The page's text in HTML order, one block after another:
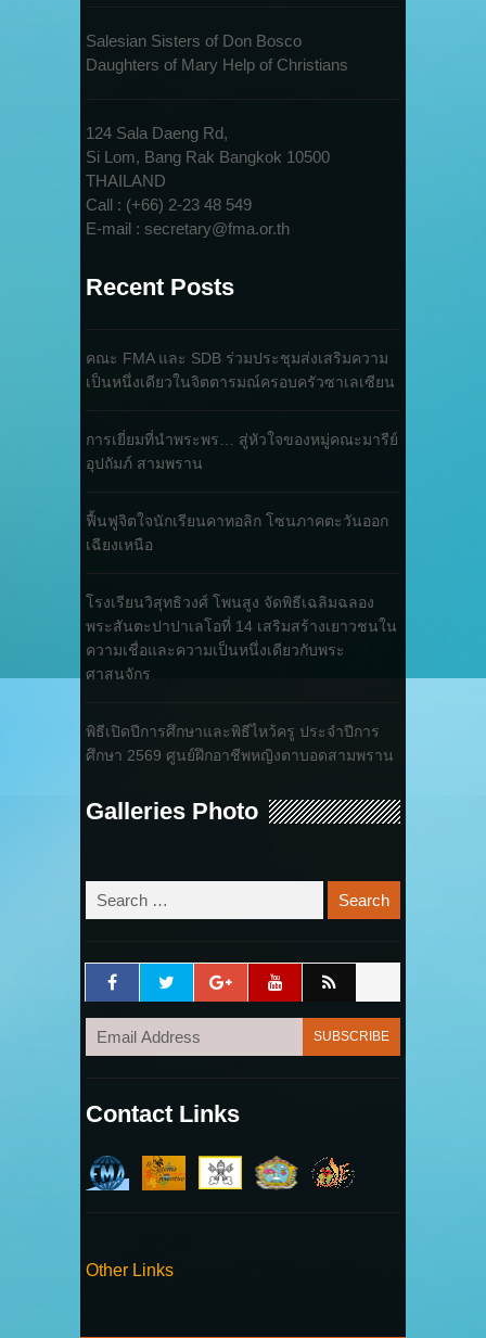
Salesian Sisters of Don Bosco
Daughters of Mary Help of Christians
124 Sala Daeng Rd,
Si Lom, Bang Rak Bangkok 10500
THAILAND
Call : (+66) 2-23 48 549
E-mail : secretary@fma.or.th
Recent Posts
คณะ FMA และ SDB ร่วมประชุมส่งเสริมความ
เป็นหนึ่งเดียวในจิตตารมณ์ครอบครัวซาเลเซียน
การเยี่ยมที่นำพระพร… สู่หัวใจของหมู่คณะมารีย์
อุปถัมภ์ สามพราน
ฟื้นฟูจิตใจนักเรียนคาทอลิก โซนภาคตะวันออก
เฉียงเหนือ
โรงเรียนวิสุทธิวงศ์ โพนสูง จัดพิธีเฉลิมฉลอง
พระสันตะปาปาเลโอที่ 14 เสริมสร้างเยาวชนใน
ความเชื่อและความเป็นหนึ่งเดียวกับพระ
ศาสนจักร
พิธีเปิดปีการศึกษาและพิธีไหว้ครู ประจำปีการ
ศึกษา 2569 ศูนย์ฝึกอาชีพหญิงตาบอดสามพราน
Galleries Photo
Contact Links
Other Links